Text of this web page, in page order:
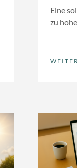
Eine
zu